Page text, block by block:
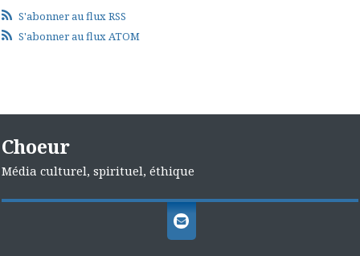
S'abonner au flux RSS
S'abonner au flux ATOM
Choeur
Média culturel, spirituel, éthique